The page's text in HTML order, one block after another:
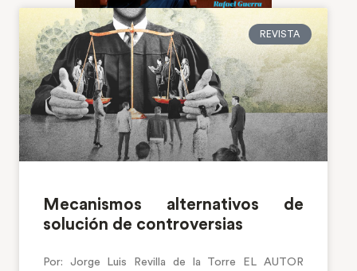
REVISTA
Mecanismos alternativos de
solución de controversias
Por: Jorge Luis Revilla de la Torre EL AUTOR